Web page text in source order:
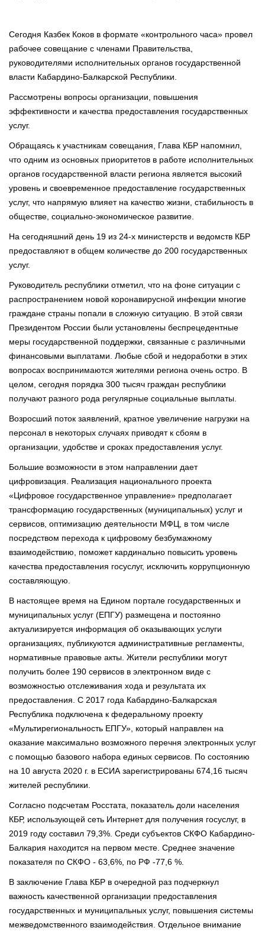
Сегодня Казбек Коков в формате «контрольного часа» провел
рабочее совещание с членами Правительства,
руководителями исполнительных органов государственной
власти Кабардино-Балкарской Республики.
Рассмотрены вопросы организации, повышения
эффективности и качества предоставления государственных
услуг.
Обращаясь к участникам совещания, Глава КБР напомнил,
что одним из основных приоритетов в работе исполнительных
органов государственной власти региона является высокий
уровень и своевременное предоставление государственных
услуг, что напрямую влияет на качество жизни, стабильность в
обществе, социально-экономическое развитие.
На сегодняшний день 19 из 24-х министерств и ведомств КБР
предоставляют в общем количестве до 200 государственных
услуг.
Руководитель республики отметил, что на фоне ситуации с
распространением новой коронавирусной инфекции многие
граждане страны попали в сложную ситуацию. В этой связи
Президентом России были установлены беспрецедентные
меры государственной поддержки, связанные с различными
финансовыми выплатами. Любые сбой и недоработки в этих
вопросах воспринимаются жителями региона очень остро. В
целом, сегодня порядка 300 тысяч граждан республики
получают разного рода регулярные социальные выплаты.
Возросший поток заявлений, кратное увеличение нагрузки на
персонал в некоторых случаях приводят к сбоям в
организации, удобстве и сроках предоставления услуг.
Большие возможности в этом направлении дает
цифровизация. Реализация национального проекта
«Цифровое государственное управление» предполагает
трансформацию государственных (муниципальных) услуг и
сервисов, оптимизацию деятельности МФЦ, в том числе
посредством перехода к цифровому безбумажному
взаимодействию, поможет кардинально повысить уровень
качества предоставления госуслуг, исключить коррупционную
составляющую.
В настоящее время на Едином портале государственных и
муниципальных услуг (ЕПГУ) размещена и постоянно
актуализируется информация об оказывающих услуги
организациях, публикуются административные регламенты,
нормативные правовые акты. Жители республики могут
получить более 190 сервисов в электронном виде с
возможностью отслеживания хода и результата их
предоставления. С 2017 года Кабардино-Балкарская
Республика подключена к федеральному проекту
«Мультирегиональность ЕПГУ», который направлен на
оказание максимально возможного перечня электронных услуг
с помощью базового набора единых сервисов. По состоянию
на 10 августа 2020 г. в ЕСИА зарегистрированы 674,16 тысяч
жителей республики.
Согласно подсчетам Росстата, показатель доли населения
КБР, использующей сеть Интернет для получения госуслуг, в
2019 году составил 79,3%. Среди субъектов СКФО Кабардино-
Балкария находится на первом месте. Среднее значение
показателя по СКФО - 63,6%, по РФ -77,6 %.
В заключение Глава КБР в очередной раз подчеркнул
важность качественной организации предоставления
государственных и муниципальных услуг, повышения системы
межведомственного взаимодействия. Отдельное внимание